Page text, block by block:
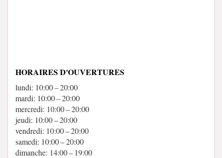
HORAIRES D'OUVERTURES
lundi: 10:00 – 20:00
mardi: 10:00 – 20:00
mercredi: 10:00 – 20:00
jeudi: 10:00 – 20:00
vendredi: 10:00 – 20:00
samedi: 10:00 – 20:00
dimanche: 14:00 – 19:00